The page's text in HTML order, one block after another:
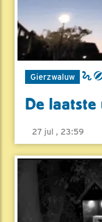
Gierzwaluw
De laatste
27 jul , 23:59